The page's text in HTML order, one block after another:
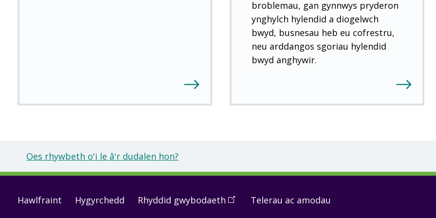
broblemau, gan gynnwys pryderon
ynghylch hylendid a diogelwch
bwyd, busnesau heb eu cofrestru,
neu arddangos sgoriau hylendid
bwyd anghywir.
Oes rhywbeth o'i le â'r dudalen hon?
Footer
Hawlfraint Hygyrchedd Rhyddid gwybodaeth (OpenTelerau ac amodau